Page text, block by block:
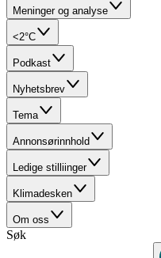
Meninger og analyse
<2°C
Podkast
Nyhetsbrev
Tema
Annonsørinnhold
Ledige stilliinger
Klimadesken
Om oss
Søk